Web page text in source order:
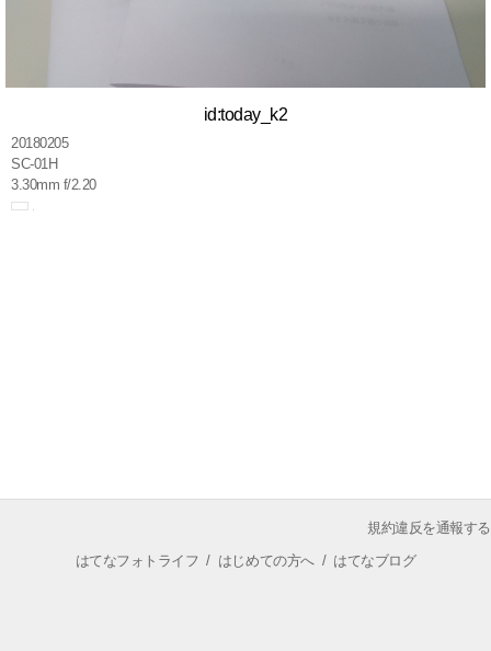
id:today_k2
20180205
SC-01H
3.30mm f/2.20
規約違反を通報する
はてなフォトライフ / はじめての方へ/ はてなブログ